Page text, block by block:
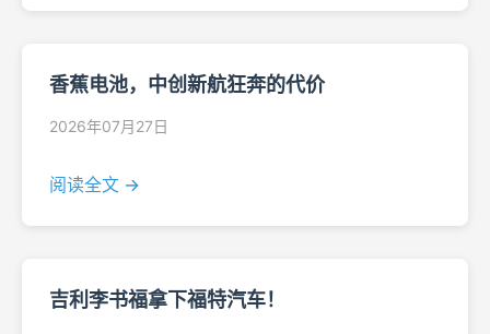
香蕉电池，中创新航狂奔的代价
2026年07月27日
阅读全文 →
吉利李书福拿下福特汽车！